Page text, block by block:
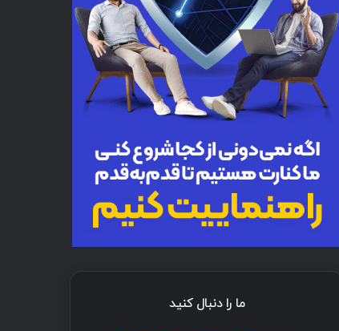
ما را دنبال کنید